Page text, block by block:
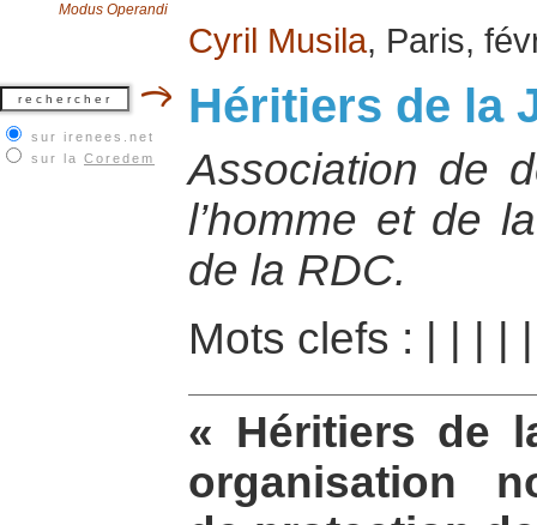
Modus Operandi
sur irenees.net
sur la Coredem
Cyril Musila, Paris,
Héritiers de la
Association de
l’homme et de
de la RDC.
Mots clefs :
« Héritiers de
organisation